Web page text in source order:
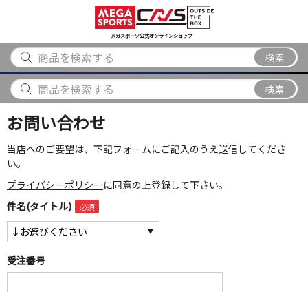
メガスポーツ公式オンラインショップ
検索
アウトドア
から探す
ブランド
から探す
検索
お問い合わせ
当店へのご要望は、下記フォームにご記入のうえ送信してくださ
い。
プライバシーポリシーに同意の上登録して下さい。
件名(タイトル)
受注番号